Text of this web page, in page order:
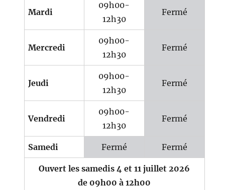
Mardi
09h00-
12h30
Fermé
Mercredi
09h00-
12h30
Fermé
Jeudi
09h00-
12h30
Fermé
Vendredi
09h00-
12h30
Fermé
Samedi Fermé Fermé
Ouvert les samedis 4 et 11 juillet 2026
de 09h00 à 12h00